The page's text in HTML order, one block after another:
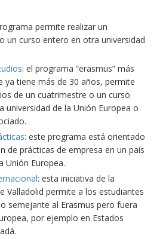
permite realizar un
un curso entero en otra universidad
: el programa “erasmus” más
ya tiene más de 30 años, permite
de un cuatrimestre o un curso
universidad de la Unión Europea o
: este programa está orientado
de prácticas de empresa en un país
Unión Europea.
: esta iniciativa de la
Valladolid permite a los estudiantes
semejante al Erasmus pero fuera
por ejemplo en Estados